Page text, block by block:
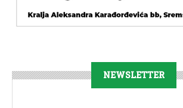
NEWSLETTER